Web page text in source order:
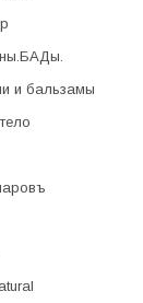
и бальзамы